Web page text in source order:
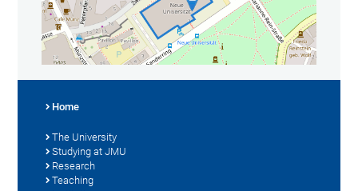
Home
The University
Studying at JMU
Research
Teaching